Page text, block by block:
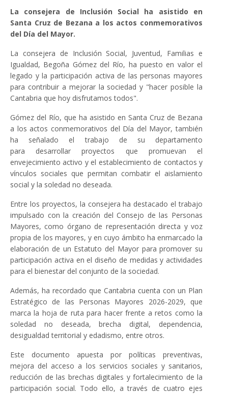
La consejera de Inclusión Social ha asistido en
Santa Cruz de Bezana a los actos conmemorativos
del Día del Mayor.
La consejera de Inclusión Social, Juventud, Familias e
Igualdad, Begoña Gómez del Río, ha puesto en valor el
legado y la participación activa de las personas mayores
para contribuir a mejorar la sociedad y "hacer posible la
Cantabria que hoy disfrutamos todos".
Gómez del Río, que ha asistido en Santa Cruz de Bezana
a los actos conmemorativos del Día del Mayor, también
ha señalado el trabajo de su departamento
para desarrollar proyectos que promuevan el
envejecimiento activo y el establecimiento de contactos y
vínculos sociales que permitan combatir el aislamiento
social y la soledad no deseada.
Entre los proyectos, la consejera ha destacado el trabajo
impulsado con la creación del Consejo de las Personas
Mayores, como órgano de representación directa y voz
propia de los mayores, y en cuyo ámbito ha enmarcado la
elaboración de un Estatuto del Mayor para promover su
participación activa en el diseño de medidas y actividades
para el bienestar del conjunto de la sociedad.
Además, ha recordado que Cantabria cuenta con un Plan
Estratégico de las Personas Mayores 2026-2029, que
marca la hoja de ruta para hacer frente a retos como la
soledad no deseada, brecha digital, dependencia,
desigualdad territorial y edadismo, entre otros.
Este documento apuesta por políticas preventivas,
mejora del acceso a los servicios sociales y sanitarios,
reducción de las brechas digitales y fortalecimiento de la
participación social. Todo ello, a través de cuatro ejes